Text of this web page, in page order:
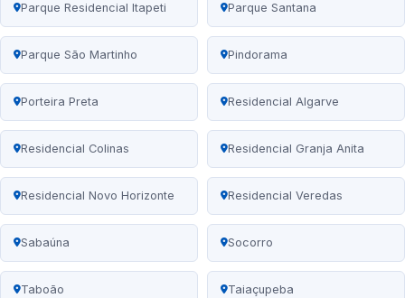
Parque Residencial Itapeti Parque Santana
Parque São Martinho Pindorama
Porteira Preta Residencial Algarve
Residencial Colinas Residencial Granja Anita
Residencial Novo Horizonte Residencial Veredas
Sabaúna Socorro
Taboão Taiaçupeba